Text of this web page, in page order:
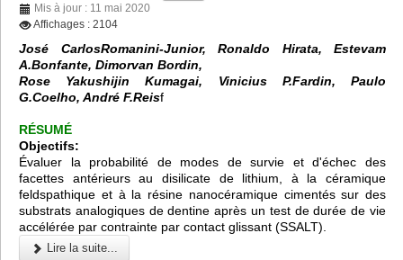
Mis à jour : 11 mai 2020
Affichages : 2104
José CarlosRomanini-Junior, Ronaldo Hirata, Estevam
A.Bonfante, Dimorvan Bordin,
Rose Yakushijin Kumagai, Vinicius P.Fardin, Paulo
G.Coelho, André F.Reisf
RÉSUMÉ
Objectifs:
Évaluer la probabilité de modes de survie et d'échec des
facettes antérieurs au disilicate de lithium, à la céramique
feldspathique et à la résine nanocéramique cimentés sur des
substrats analogiques de dentine après un test de durée de vie
accélérée par contrainte par contact glissant (SSALT).
Lire la suite...